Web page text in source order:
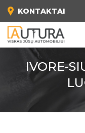
KONTAKTAI
IVORE-